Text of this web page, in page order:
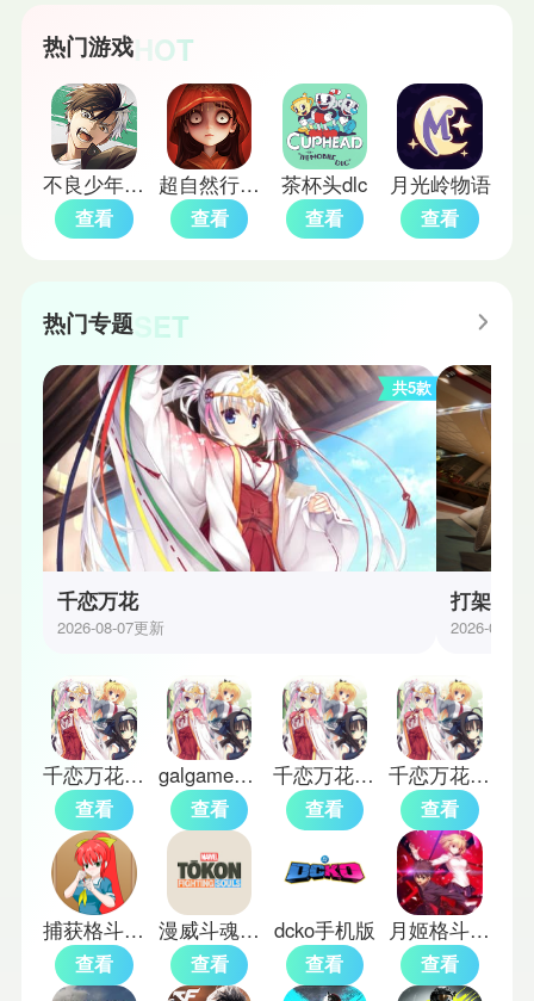
热门游戏HOT
不良少年们的英雄谭日服
查看
超自然行动组2026
查看
茶杯头dlc
查看
月光岭物语
查看
热门专题SET
共5款
千恋万花
2026-08-07更新
打架手游
2026-08-04
千恋万花galgame
查看
galgame千恋万花
查看
千恋万花冷狐版
查看
千恋万花galgame手机版
查看
捕获格斗娘新版
查看
漫威斗魂手机版
查看
dcko手机版
查看
月姬格斗汉化版
查看